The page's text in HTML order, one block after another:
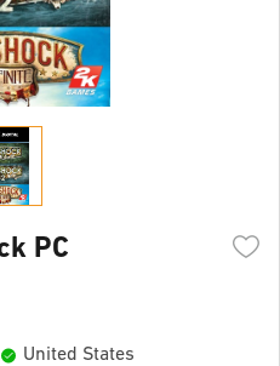
PC
United States